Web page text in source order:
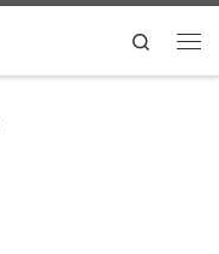
Search